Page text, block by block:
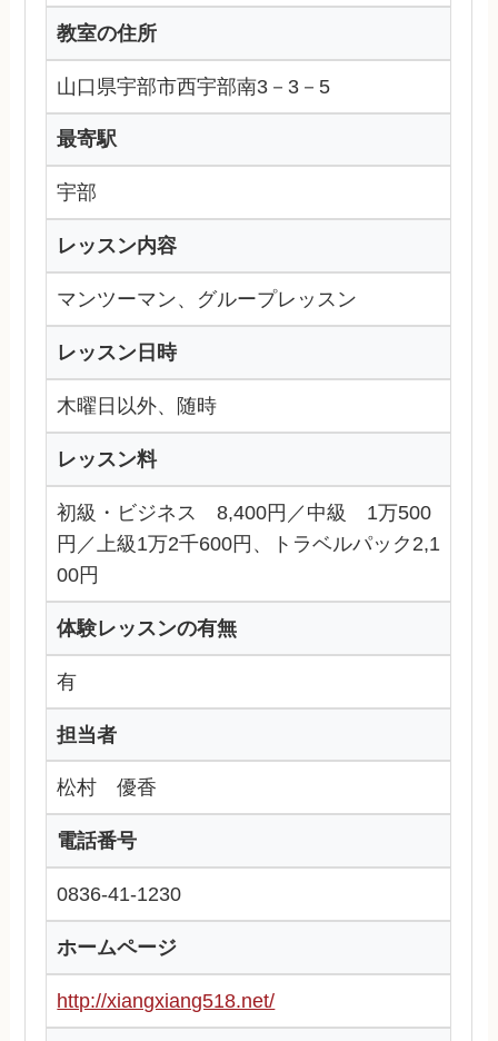
教室の住所
山口県宇部市西宇部南3－3－5
最寄駅
宇部
レッスン内容
マンツーマン、グループレッスン
レッスン日時
木曜日以外、随時
レッスン料
初級・ビジネス 8,400円／中級 1万500
円／上級1万2千600円、トラベルパック2,1
00円
体験レッスンの有無
有
担当者
松村 優香
電話番号
0836-41-1230
ホームページ
http://xiangxiang518.net/